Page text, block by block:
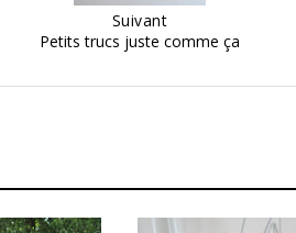
Suivant
Petits trucs juste comme ça